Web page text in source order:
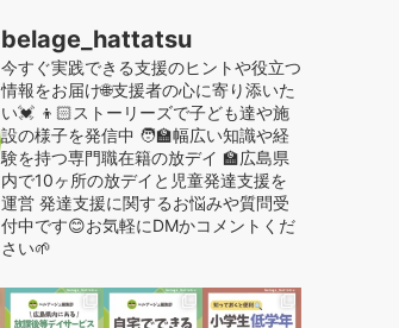
belage_hattatsu
今すぐ実践できる支援のヒントや役立つ
情報をお届け🌐支援者の心に寄り添いた
い💓 👦🏻ストーリーズで子ども達や施
設の様子を発信中 🧑‍🏫幅広い知識や経
験を持つ専門職在籍の放デイ 🏫広島県
内で10ヶ所の放デイと児童発達支援を
運営 発達支援に関するお悩みや質問受
付中です😊お気軽にDMかコメントくだ
さい🌱